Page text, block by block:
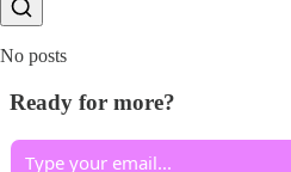
No posts
Ready for more?